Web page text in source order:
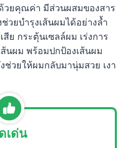
วยคุณค่า มีส่วนผสมของสาร
วยบำรุงเส้นผมได้อย่างล้ำ
ย กระตุ้นเซลล์ผม เร่งการ
นผม พร้อมปกป้องเส้นผม
ช่วยให้ผมกลับมานุ่มสวย เงา
เด่น